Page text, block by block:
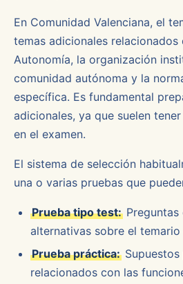
En Comunidad Valenciana, el
temas adicionales
Autonomía, la organización
comunidad autónoma y la
específica. Es fundamental
adicionales, ya que suelen
en el examen.
El sistema de selección
una o varias pruebas que
Prueba tipo test:
alternativas sobre el
Prueba práctica:
relacionados con las